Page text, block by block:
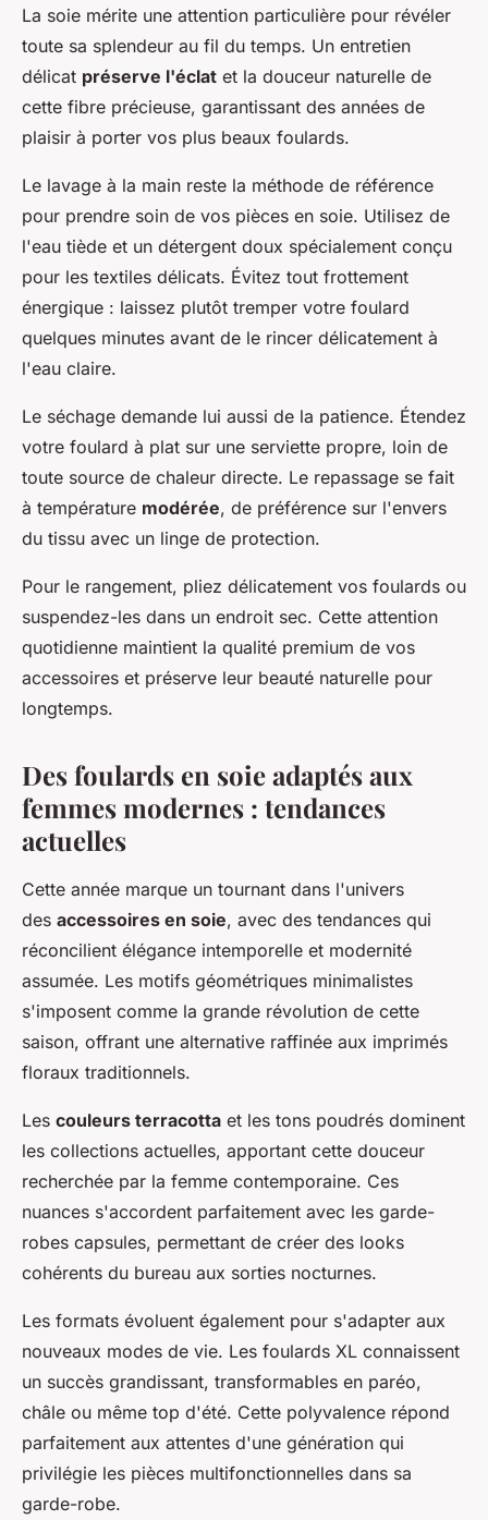
La soie mérite une attention particulière pour révéler
toute sa splendeur au fil du temps. Un entretien
délicat préserve l'éclat et la douceur naturelle de
cette fibre précieuse, garantissant des années de
plaisir à porter vos plus beaux foulards.
Le lavage à la main reste la méthode de référence
pour prendre soin de vos pièces en soie. Utilisez de
l'eau tiède et un détergent doux spécialement conçu
pour les textiles délicats. Évitez tout frottement
énergique : laissez plutôt tremper votre foulard
quelques minutes avant de le rincer délicatement à
l'eau claire.
Le séchage demande lui aussi de la patience. Étendez
votre foulard à plat sur une serviette propre, loin de
toute source de chaleur directe. Le repassage se fait
à température modérée, de préférence sur l'envers
du tissu avec un linge de protection.
Pour le rangement, pliez délicatement vos foulards ou
suspendez-les dans un endroit sec. Cette attention
quotidienne maintient la qualité premium de vos
accessoires et préserve leur beauté naturelle pour
longtemps.
Des foulards en soie adaptés aux
femmes modernes : tendances
actuelles
Cette année marque un tournant dans l'univers
des accessoires en soie, avec des tendances qui
réconcilient élégance intemporelle et modernité
assumée. Les motifs géométriques minimalistes
s'imposent comme la grande révolution de cette
saison, offrant une alternative raffinée aux imprimés
floraux traditionnels.
Les couleurs terracotta et les tons poudrés dominent
les collections actuelles, apportant cette douceur
recherchée par la femme contemporaine. Ces
nuances s'accordent parfaitement avec les garde-
robes capsules, permettant de créer des looks
cohérents du bureau aux sorties nocturnes.
Les formats évoluent également pour s'adapter aux
nouveaux modes de vie. Les foulards XL connaissent
un succès grandissant, transformables en paréo,
châle ou même top d'été. Cette polyvalence répond
parfaitement aux attentes d'une génération qui
privilégie les pièces multifonctionnelles dans sa
garde-robe.